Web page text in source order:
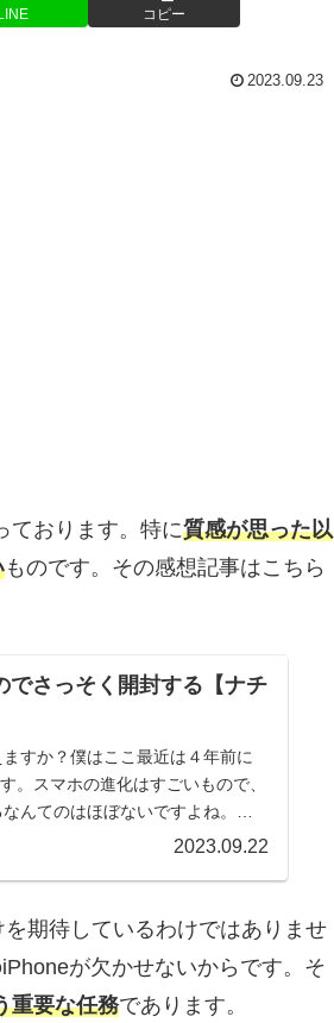
コピー
2023.09.23
ております。特に質感が思った以
ものです。その感想記事はこちら
さっそく開封する【ナチ
すか？僕はここ最近は４年前に
。スマホの進化はすごいもので、
んてのはほぼないですよね。基
2023.09.22
期待しているわけではありませ
が欠かせないからです。そ
重要な任務であります。